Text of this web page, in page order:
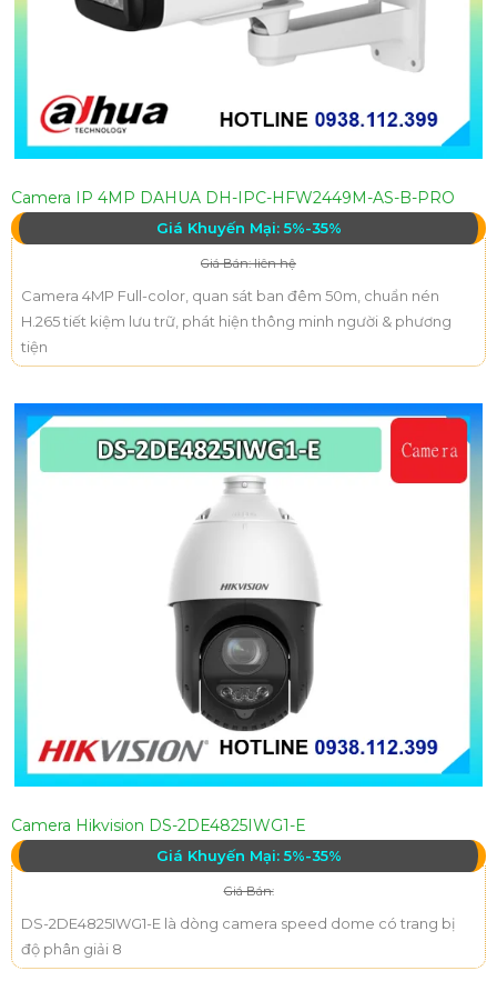
Camera IP 4MP DAHUA DH-IPC-HFW2449M-AS-B-PRO
Giá Khuyến Mại: 5%-35%
Giá Bán: liên hệ
Camera 4MP Full-color, quan sát ban đêm 50m, chuẩn nén
H.265 tiết kiệm lưu trữ, phát hiện thông minh người & phương
tiện
Camera Hikvision DS-2DE4825IWG1-E
Giá Khuyến Mại: 5%-35%
Giá Bán:
DS-2DE4825IWG1-E là dòng camera speed dome có trang bị
độ phân giải 8